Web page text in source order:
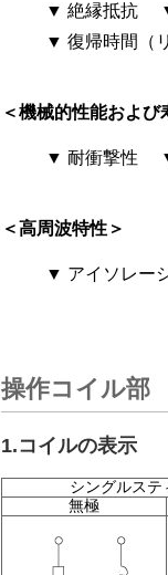
▼ 絶縁抵抗
▼ 復帰時間（
＜機械的性能および
▼ 耐衝撃性
＜高周波特性＞
▼ アイソレー
操作コイル部
1.コイルの表示
シングルステ
無極